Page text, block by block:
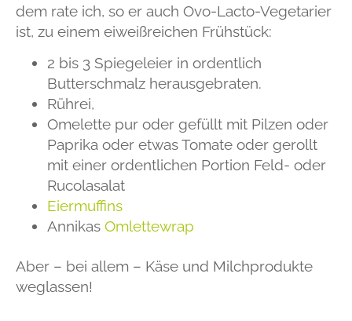
dem rate ich, so er auch Ovo-Lacto-Vegetarier
ist, zu einem eiweißreichen Frühstück:
2 bis 3 Spiegeleier in ordentlich
Butterschmalz herausgebraten.
Rührei,
Omelette pur oder gefüllt mit Pilzen oder
Paprika oder etwas Tomate oder gerollt
mit einer ordentlichen Portion Feld- oder
Rucolasalat
Eiermuffins
Annikas Omlettewrap
Aber – bei allem – Käse und Milchprodukte
weglassen!